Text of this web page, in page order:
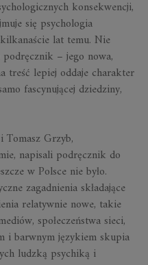
konsekwencji,
się psychologia
lat temu. Nie
podręcznik – jego nowa,
treść lepiej oddaje charakter
fascynującej dziedziny,
Tomasz Grzyb,
napisali podręcznik do
w Polsce nie było.
zagadnienia składające
relatywnie nowe, takie
społeczeństwa sieci,
i barwnym językiem skupia
ludzką psychiką i